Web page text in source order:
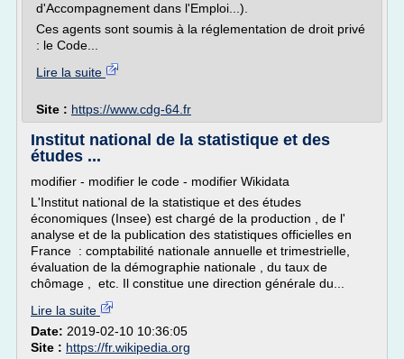
d'Accompagnement dans l'Emploi...).
Ces agents sont soumis à la réglementation de droit privé
: le Code...
Lire la suite
Site : https://www.cdg-64.fr
Institut national de la statistique et des
études ...
modifier - modifier le code - modifier Wikidata
L'Institut national de la statistique et des études
économiques (Insee) est chargé de la production , de l'
analyse et de la publication des statistiques officielles en
France : comptabilité nationale annuelle et trimestrielle,
évaluation de la démographie nationale , du taux de
chômage , etc. Il constitue une direction générale du...
Lire la suite
Date: 2019-02-10 10:36:05
Site : https://fr.wikipedia.org